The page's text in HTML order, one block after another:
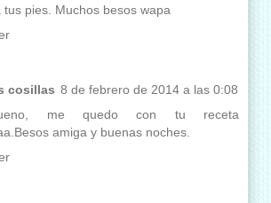
tus pies. Muchos besos wapa
cosillas 8 de febrero de 2014 a las 0:08
me quedo con tu receta
amiga y buenas noches.